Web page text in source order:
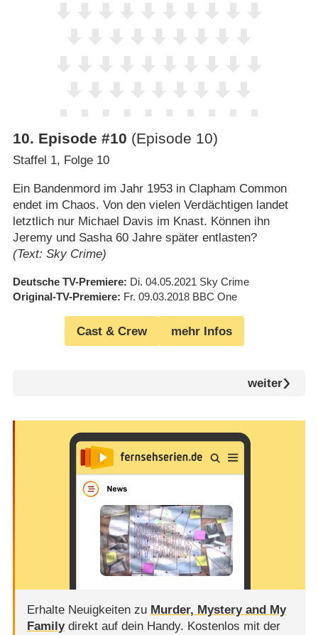
10. Episode #10 (Episode 10)
Staffel 1, Folge 10
Ein Bandenmord im Jahr 1953 in Clapham Common
endet im Chaos. Von den vielen Verdächtigen landet
letztlich nur Michael Davis im Knast. Können ihn
Jeremy und Sasha 60 Jahre später entlasten?
(Text: Sky Crime)
Deutsche TV-Premiere Di. 04.05.2021 Sky Crime
Original-TV-Premiere Fr. 09.03.2018 BBC One
Cast & Crew mehr Infos
weiter
Erhalte Neuigkeiten zu Murder, Mystery and My
Familydirekt auf dein Handy. Kostenlos mit der